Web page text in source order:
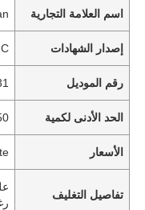
اسم العلامة التجارية
إصدار الشهادات
رقم الموديل
الحد الأدنى لكمية 50
الأسعار
تفاصيل التغليف